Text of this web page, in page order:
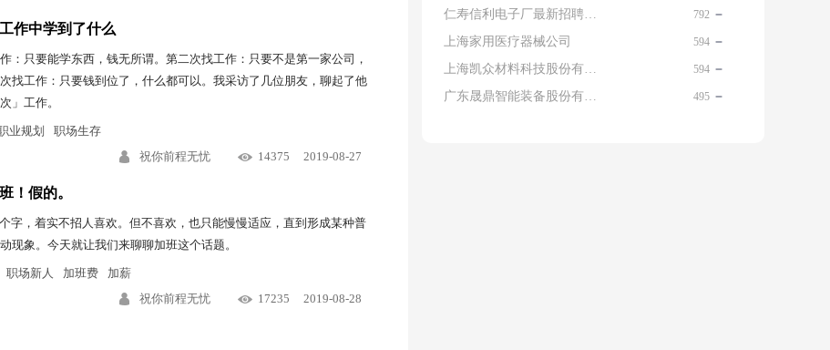
作中学到了什么
：只要能学东西，钱无所谓。第二次找工作：只要不是第一家公司，
找工作：只要钱到位了，什么都可以。我采访了几位朋友，聊起了他
」工作。
业规划
职场生存
祝你前程无忧
14375 2019-08-27
！假的。
字，着实不招人喜欢。但不喜欢，也只能慢慢适应，直到形成某种普
现象。今天就让我们来聊聊加班这个话题。
职场新人 加班费
加薪
祝你前程无忧
17235 2019-08-28
仁寿信利电子厂最新招聘信息查询 792
上海家用医疗器械公司 594
上海凯众材料科技股份有限公司招聘电话 594
广东晟鼎智能装备股份有限公司 495